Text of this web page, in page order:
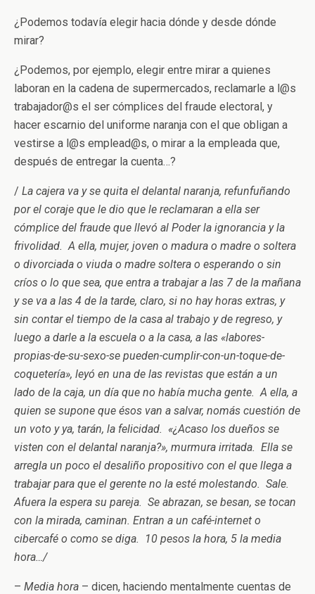
¿Podemos todavía elegir hacia dónde y desde dónde
mirar?
¿Podemos, por ejemplo, elegir entre mirar a quienes
laboran en la cadena de supermercados, reclamarle a l@s
trabajador@s el ser cómplices del fraude electoral, y
hacer escarnio del uniforme naranja con el que obligan a
vestirse a l@s emplead@s, o mirar a la empleada que,
después de entregar la cuenta…?
/ La cajera va y se quita el delantal naranja, refunfuñando
por el coraje que le dio que le reclamaran a ella ser
cómplice del fraude que llevó al Poder la ignorancia y la
frivolidad. A ella, mujer, joven o madura o madre o soltera
o divorciada o viuda o madre soltera o esperando o sin
críos o lo que sea, que entra a trabajar a las 7 de la mañana
y se va a las 4 de la tarde, claro, si no hay horas extras, y
sin contar el tiempo de la casa al trabajo y de regreso, y
luego a darle a la escuela o a la casa, a las «labores-
propias-de-su-sexo-se pueden-cumplir-con-un-toque-de-
coquetería», leyó en una de las revistas que están a un
lado de la caja, un día que no había mucha gente. A ella, a
quien se supone que ésos van a salvar, nomás cuestión de
un voto y ya, tarán, la felicidad. «¿Acaso los dueños se
visten con el delantal naranja?», murmura irritada. Ella se
arregla un poco el desaliño propositivo con el que llega a
trabajar para que el gerente no la esté molestando. Sale.
Afuera la espera su pareja. Se abrazan, se besan, se tocan
con la mirada, caminan. Entran a un café-internet o
cibercafé o como se diga. 10 pesos la hora, 5 la media
hora…/
– Media hora – dicen, haciendo mentalmente cuentas de